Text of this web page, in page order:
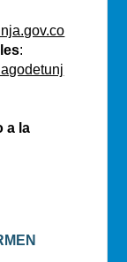
:
a la